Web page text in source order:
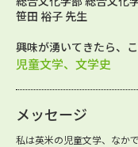
笹田 裕子 先生
興味が湧いてきたら、
児童文学、文学史
メッセージ
私は英米の児童文学、なか